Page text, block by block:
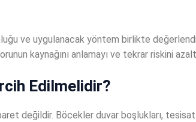
ve uygulanacak yöntem birlikte
kaynağını anlamayı ve tekrar riskini
Edilmelidir?
değildir. Böcekler duvar boşlukları,